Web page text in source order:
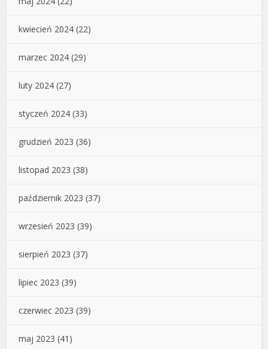
kwiecień 2024 (22)
marzec 2024 (29)
luty 2024 (27)
styczeń 2024 (33)
grudzień 2023 (36)
listopad 2023 (38)
październik 2023 (37)
wrzesień 2023 (39)
sierpień 2023 (37)
lipiec 2023 (39)
czerwiec 2023 (39)
maj 2023 (41)